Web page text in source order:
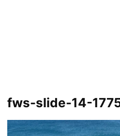
fws-slide-14-